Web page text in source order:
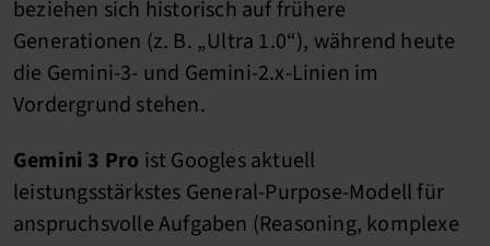
beziehen sich historisch auf frühere
Generationen (z. B. „Ultra 1.0“), während heute
die Gemini-3- und Gemini-2.x-Linien im
Vordergrund stehen.
Gemini 3 Pro ist Googles aktuell
leistungsstärkstes General-Purpose-Modell für
anspruchsvolle Aufgaben (Reasoning, komplexe